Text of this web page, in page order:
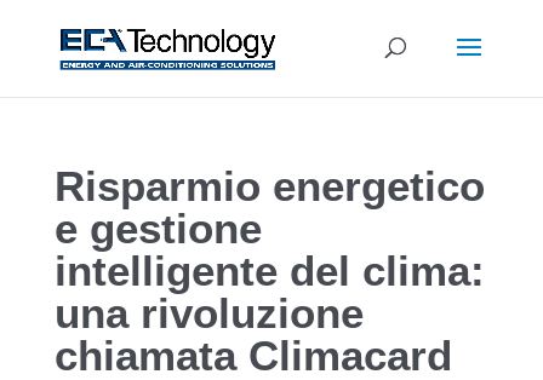
Risparmio energetico
e gestione
intelligente del clima:
una rivoluzione
chiamata Climacard